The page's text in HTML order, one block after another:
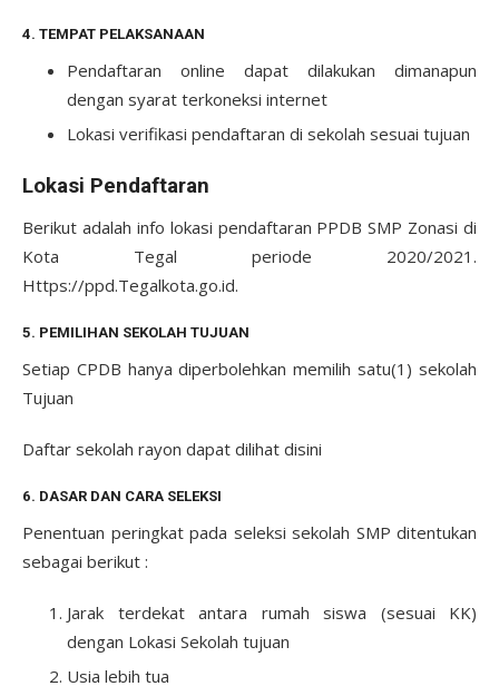
4. TEMPAT PELAKSANAAN
Pendaftaran online dapat dilakukan dimanapun
dengan syarat terkoneksi internet
Lokasi verifikasi pendaftaran di sekolah sesuai tujuan
Lokasi Pendaftaran
Berikut adalah info lokasi pendaftaran PPDB SMP Zonasi di
Kota Tegal periode 2020/2021.
Https://ppd.Tegalkota.go.id.
5. PEMILIHAN SEKOLAH TUJUAN
Setiap CPDB hanya diperbolehkan memilih satu(1) sekolah
Tujuan
Daftar sekolah rayon dapat dilihat disini
6. DASAR DAN CARA SELEKSI
Penentuan peringkat pada seleksi sekolah SMP ditentukan
sebagai berikut :
Jarak terdekat antara rumah siswa (sesuai KK)
dengan Lokasi Sekolah tujuan
Usia lebih tua